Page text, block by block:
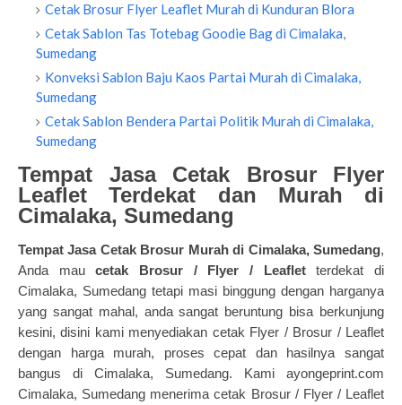
Cetak Brosur Flyer Leaflet Murah di Kunduran Blora
Cetak Sablon Tas Totebag Goodie Bag di Cimalaka,
Sumedang
Konveksi Sablon Baju Kaos Partai Murah di Cimalaka,
Sumedang
Cetak Sablon Bendera Partai Politik Murah di Cimalaka,
Sumedang
Tempat Jasa Cetak Brosur Flyer
Leaflet Terdekat dan Murah di
Cimalaka, Sumedang
Tempat Jasa Cetak Brosur Murah di Cimalaka, Sumedang,
Anda maucetak Brosur / Flyer / Leafletterdekat di
Cimalaka, Sumedang tetapi masi binggung dengan harganya
yang sangat mahal, anda sangat beruntung bisa berkunjung
kesini, disini kami menyediakan cetak Flyer / Brosur / Leaflet
dengan harga murah, proses cepat dan hasilnya sangat
bangus di Cimalaka, Sumedang. Kami ayongeprint.com
Cimalaka, Sumedang menerima cetak Brosur / Flyer / Leaflet